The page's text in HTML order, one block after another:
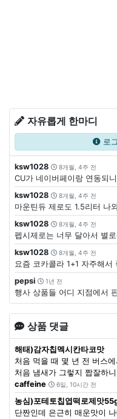
자유롭게 한마디
로
ksw1028 8개월, 4주 전
CU가 네이버페이랑 연동되
ksw1028
8개월, 4주 전
마운틴듀 제로도 1.5리터 나
ksw1028
8개월, 4주 전
펩시제로는 너무 달아서 별
ksw1028
8개월, 4주 전
요즘 코카콜라 1+1 자주해서
pepsi
1년 전
행사 상품들 어디 지점에서
상품 댓글
해태)감자칩멕시칸타코맛
처음 먹을 때 몇 년 전 버스
처음 냄새가 그렇지 짭잘하
caffeine
6일, 10시간 전
농심)포테토칩엽떡로제맛
단짠인데 은근히 매운맛이